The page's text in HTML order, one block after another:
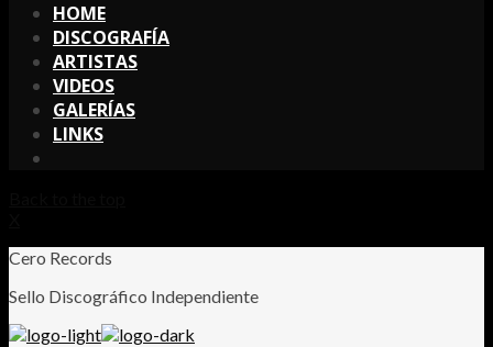
HOME
DISCOGRAFÍA
ARTISTAS
VIDEOS
GALERÍAS
LINKS
Cero Records
Sello Discográfico Independiente